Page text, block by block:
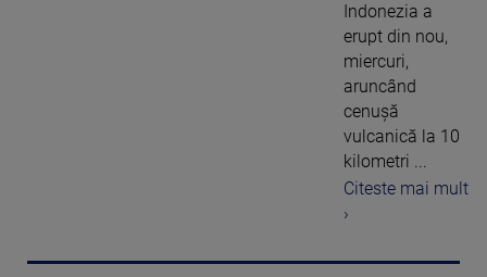
Indonezia a
erupt din nou,
miercuri,
aruncând
cenuşă
vulcanică la 10
kilometri ...
Citeste mai mult
›